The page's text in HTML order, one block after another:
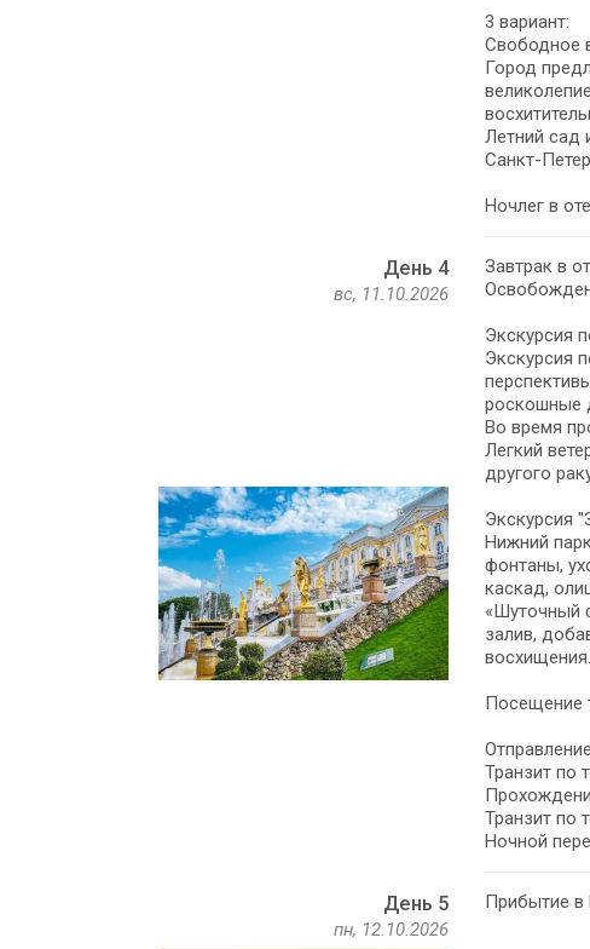
3 вариант:
Свободное
Город
Летний сад
Санкт-
Ночлег в
День 4
вс, 11.10.2026
Завтрак в
Экскурсия
Экскурсия
роскошные
Во время
Легкий
другого
Экскурсия
Нижний
фонтаны,
каскад,
«Шуточный
залив,
восхищения.
Посещение
Транзит по
Транзит по
Ночной
День 5
пн, 12.10.2026
Прибытие в